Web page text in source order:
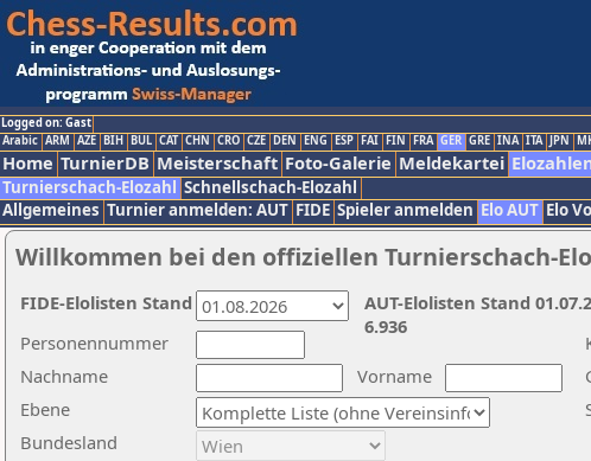
Logged on: Gast
Arabic ARM AZE BIH BUL CAT CHN CRO CZE DEN ENG ESP FAI FIN FRA GER GRE INA ITA JPN
Home TurnierDB Meisterschaft Foto-Galerie Meldekartei
Turnierschach-Elozahl Schnellschach-Elozahl
Allgemeines Turnier anmelden: AUT FIDE Spieler anmelden Elo AUT Elo
Willkommen bei den offiziellen Turnierschach-
Nachname
Vorname
Ebene
Personennummer
Bundesland
AUT-Elolisten Stand
6.936
FIDE-Elolisten Stand